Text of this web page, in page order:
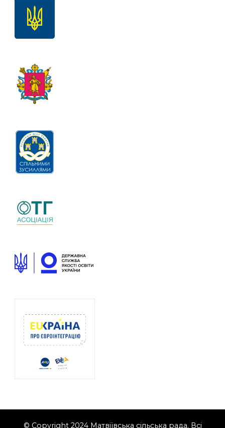
© Copyright 2024 Матвіївська сільська рада. Всі